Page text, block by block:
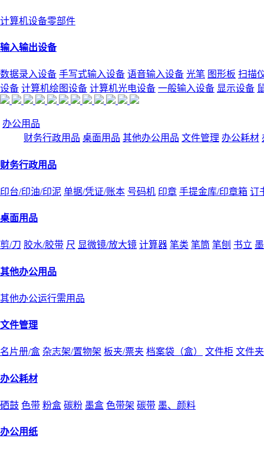
计算机设备零部件
输入输出设备
数据录入设备 手写式输入设备 语音输入设备 光笔 图形板 扫描
设备 计算机绘图设备 计算机光电设备 一般输入设备 显示设备
办公用品
财务行政用品 桌面用品 其他办公用品 文件管理 办公耗材
财务行政用品
印台/印油/印泥 单据/凭证/账本 号码机 印章 手提金库/印章箱 订
桌面用品
剪/刀 胶水/胶带 尺 显微镜/放大镜 计算器 笔类 笔筒 笔刨 书立
其他办公用品
其他办公运行需用品
文件管理
名片册/盒 杂志架/置物架 板夹/票夹 档案袋（盒） 文件柜 文件
办公耗材
硒鼓 色带 粉盒 碳粉 墨盒 色带架 碳带 墨、颜料
办公用纸